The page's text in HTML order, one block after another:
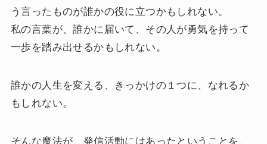
う言ったものが誰かの役に立つかもしれない。
私の言葉が、誰かに届いて、その人が勇気を持って
一歩を踏み出せるかもしれない。
誰かの人生を変える、きっかけの１つに、なれるか
もしれない。
そんな魔法が、発信活動にはあったということを、